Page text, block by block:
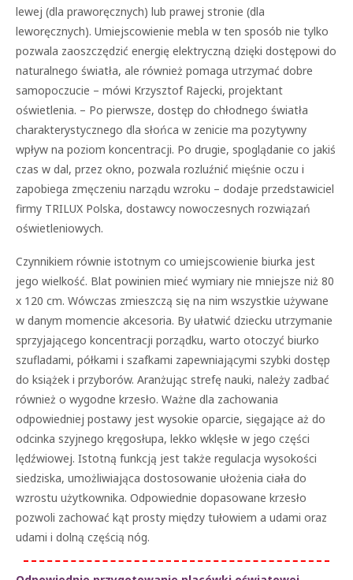
lewej (dla praworęcznych) lub prawej stronie (dla
leworęcznych). Umiejscowienie mebla w ten sposób nie tylko
pozwala zaoszczędzić energię elektryczną dzięki dostępowi do
naturalnego światła, ale również pomaga utrzymać dobre
samopoczucie – mówi Krzysztof Rajecki, projektant
oświetlenia. – Po pierwsze, dostęp do chłodnego światła
charakterystycznego dla słońca w zenicie ma pozytywny
wpływ na poziom koncentracji. Po drugie, spoglądanie co jakiś
czas w dal, przez okno, pozwala rozluźnić mięśnie oczu i
zapobiega zmęczeniu narządu wzroku – dodaje przedstawiciel
firmy TRILUX Polska, dostawcy nowoczesnych rozwiązań
oświetleniowych.
Czynnikiem równie istotnym co umiejscowienie biurka jest
jego wielkość. Blat powinien mieć wymiary nie mniejsze niż 80
x 120 cm. Wówczas zmieszczą się na nim wszystkie używane
w danym momencie akcesoria. By ułatwić dziecku utrzymanie
sprzyjającego koncentracji porządku, warto otoczyć biurko
szufladami, półkami i szafkami zapewniającymi szybki dostęp
do książek i przyborów. Aranżując strefę nauki, należy zadbać
również o wygodne krzesło. Ważne dla zachowania
odpowiedniej postawy jest wysokie oparcie, sięgające aż do
odcinka szyjnego kręgosłupa, lekko wklęsłe w jego części
lędźwiowej. Istotną funkcją jest także regulacja wysokości
siedziska, umożliwiająca dostosowanie ułożenia ciała do
wzrostu użytkownika. Odpowiednie dopasowane krzesło
pozwoli zachować kąt prosty między tułowiem a udami oraz
udami i dolną częścią nóg.